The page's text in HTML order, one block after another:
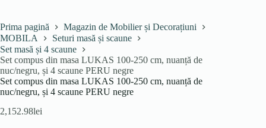
Prima pagină
Magazin de Mobilier și Decorațiuni
MOBILA
Seturi masă și scaune
Set masă și 4 scaune
Set compus din masa LUKAS 100-250 cm, nuanță de
nuc/negru, și 4 scaune PERU negre
Set compus din masa LUKAS 100-250 cm, nuanță de
nuc/negru, și 4 scaune PERU negre
2,152.98lei